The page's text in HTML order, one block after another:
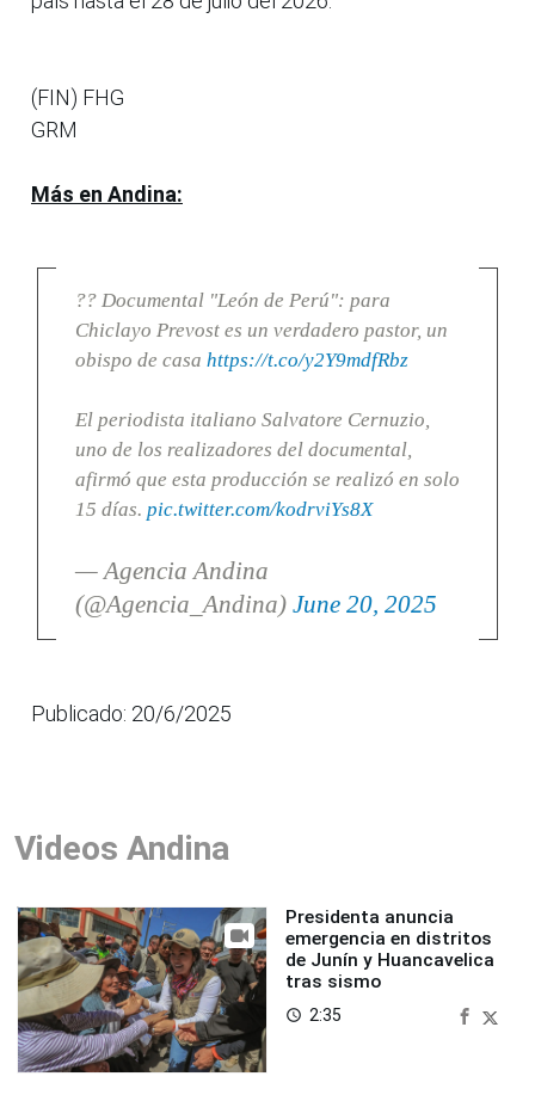
(FIN) FHG
GRM
Más en Andina:
?? Documental "León de Perú": para
Chiclayo Prevost es un verdadero pastor, un
obispo de casa https://t.co/y2Y9mdfRbz
El periodista italiano Salvatore Cernuzio,
uno de los realizadores del documental,
afirmó que esta producción se realizó en solo
15 días. pic.twitter.com/kodrviYs8X
— Agencia Andina
(@Agencia_Andina) June 20, 2025
Publicado: 20/6/2025
Videos Andina
Presidenta anuncia
emergencia en distritos
de Junín y Huancavelica
tras sismo
access_time 2:35